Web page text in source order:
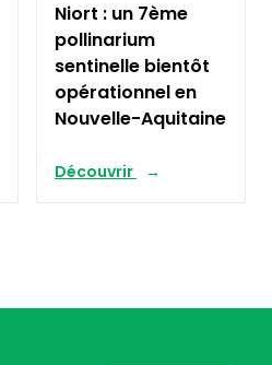
Niort : un 7ème
pollinarium
sentinelle bientôt
opérationnel en
Nouvelle-Aquitaine
Découvrir